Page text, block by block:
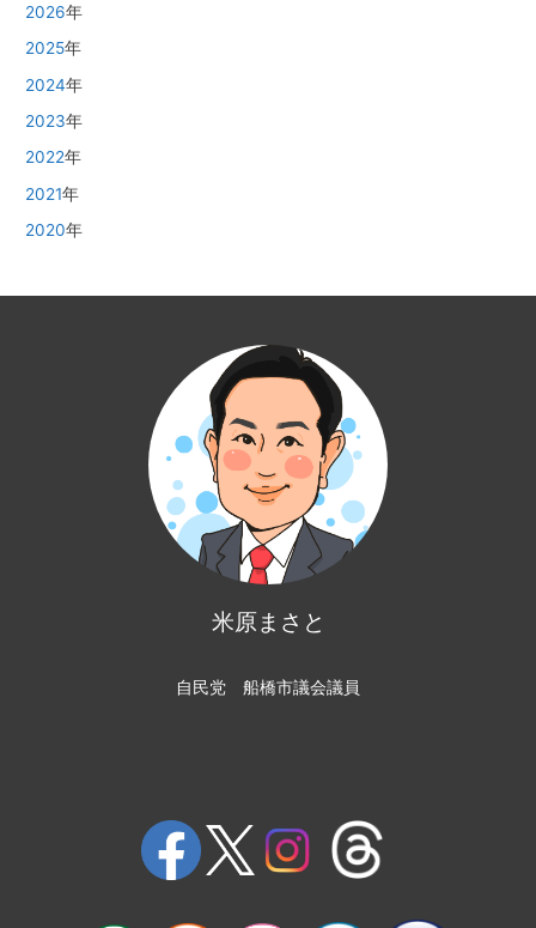
2026年
2025年
2024年
2023年
2022年
2021年
2020年
米原まさと
自民党 船橋市議会議員